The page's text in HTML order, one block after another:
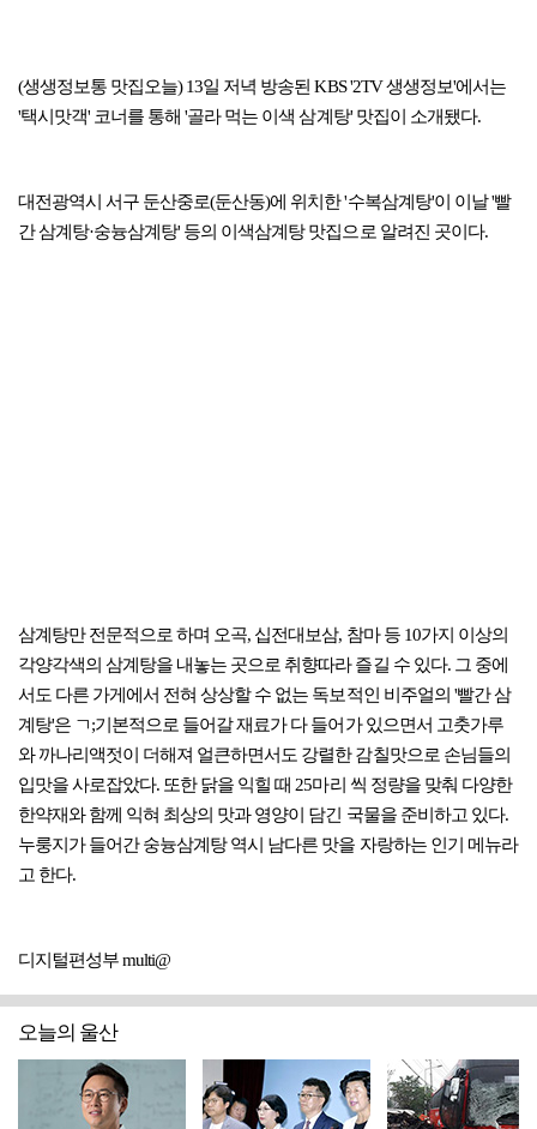
(생생정보통 맛집오늘) 13일 저녁 방송된 KBS '2TV 생생정보'에서는
'택시맛객' 코너를 통해 '골라 먹는 이색 삼계탕' 맛집이 소개됐다.
대전광역시 서구 둔산중로(둔산동)에 위치한 '수복삼계탕'이 이날 '빨
간 삼계탕·숭늉삼계탕' 등의 이색삼계탕 맛집으로 알려진 곳이다.
삼계탕만 전문적으로 하며 오곡, 십전대보삼, 참마 등 10가지 이상의
각양각색의 삼계탕을 내놓는 곳으로 취향따라 즐길 수 있다. 그 중에
서도 다른 가게에서 전혀 상상할 수 없는 독보적인 비주얼의 '빨간 삼
계탕'은 ㄱ;기본적으로 들어갈 재료가 다 들어가 있으면서 고춧가루
와 까나리액젓이 더해져 얼큰하면서도 강렬한 감칠맛으로 손님들의
입맛을 사로잡았다. 또한 닭을 익힐 때 25마리 씩 정량을 맞춰 다양한
한약재와 함께 익혀 최상의 맛과 영양이 담긴 국물을 준비하고 있다.
누룽지가 들어간 숭늉삼계탕 역시 남다른 맛을 자랑하는 인기 메뉴라
고 한다.
디지털편성부 multi@
오늘의 울산